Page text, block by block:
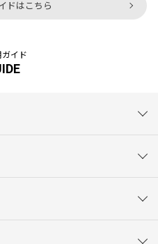
ドはこちら
ガイド